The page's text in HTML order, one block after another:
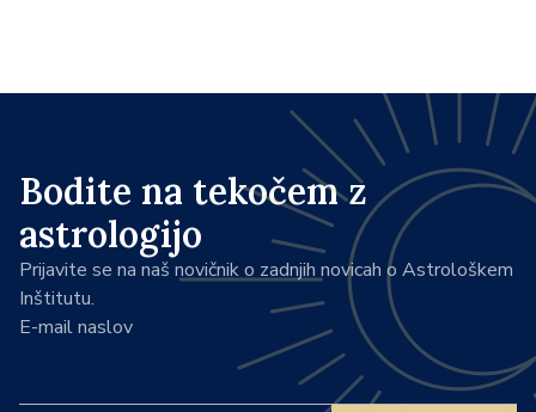
Bodite na tekočem z
astrologijo
Prijavite se na naš novičnik o zadnjih novicah o Astrološkem
Inštitutu.
E-mail naslov